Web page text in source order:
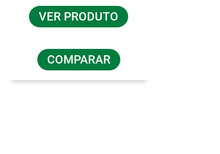
VER PRODUTO
COMPARAR